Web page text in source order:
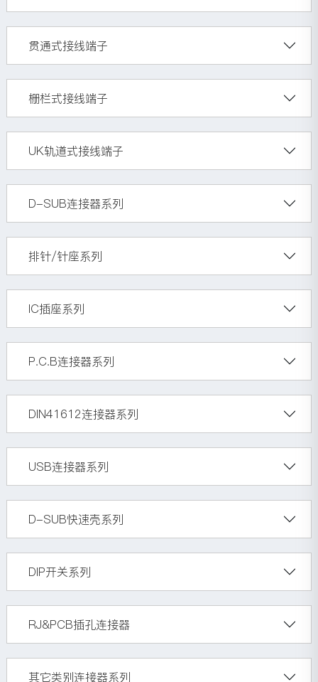
贯通式接线端子
栅栏式接线端子
UK轨道式接线端子
D-SUB连接器系列
排针/针座系列
IC插座系列
P.C.B连接器系列
DIN41612连接器系列
USB连接器系列
D-SUB快速壳系列
DIP开关系列
RJ&PCB插孔连接器
其它类别连接器系列